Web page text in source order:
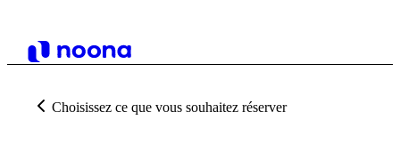
Choisissez ce que vous souhaitez réserver